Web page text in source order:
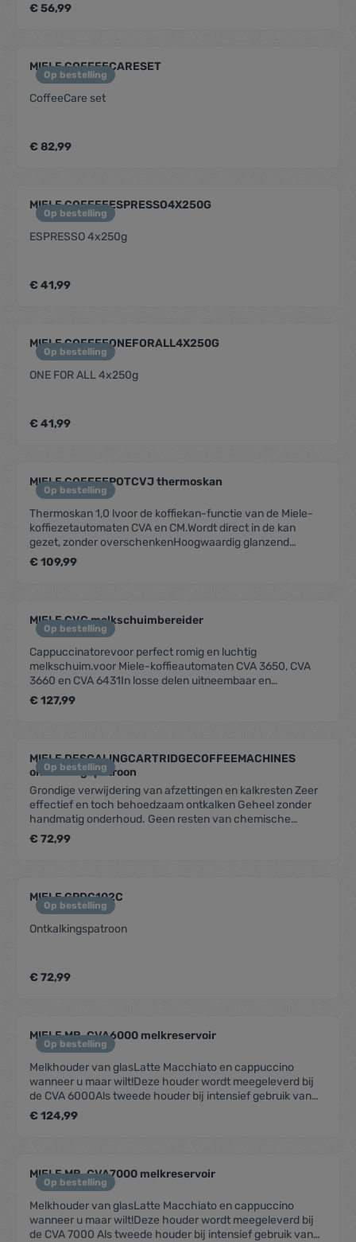
€ 56,99
Op bestelling
MIELE COFFEECARESET
CoffeeCare set
€ 82,99
Op bestelling
MIELE COFFEEESPRESSO4X250G
ESPRESSO 4x250g
€ 41,99
Op bestelling
MIELE COFFEEONEFORALL4X250G
ONE FOR ALL 4x250g
€ 41,99
Op bestelling
MIELE COFFEEPOTCVJ thermoskan
Thermoskan 1,0 lvoor de koffiekan-functie van de Miele-
koffiezetautomaten CVA en CM.Wordt direct in de kan
gezet, zonder overschenkenHoogwaardig glanzend
roestvrij staalEenvoudig schoon te maken door volledig
afneembaar dekselOnbreekbaar vacuüm gepompt
€ 109,99
Op bestelling
MIELE CVC melkschuimbereider
Cappuccinatorevoor perfect romig en luchtig
melkschuim.voor Miele-koffieautomaten CVA 3650, CVA
3660 en CVA 6431In losse delen uitneembaar en
vaatwasmachinebestendig
€ 127,99
Op bestelling
MIELE DESCALINGCARTRIDGECOFFEEMACHINES
ontkalkingspatroon
Grondige verwijdering van afzettingen en kalkresten Zeer
effectief en toch behoedzaam ontkalken Geheel zonder
handmatig onderhoud. Geen resten van chemische
stoffen na ontkalken Een verpakking gaat ca. 1 jaar mee
Uitstekend onderhoud voor vele jaren gebruiksplezier
€ 72,99
Op bestelling
MIELE GPDC102C
Ontkalkingspatroon
€ 72,99
Op bestelling
MIELE MB-CVA6000 melkreservoir
Melkhouder van glasLatte Macchiato en cappuccino
wanneer u maar wilt!Deze houder wordt meegeleverd bij
de CVA 6000Als tweede houder bij intensief gebruik van
het apparaatInhoud 0,7 lInhoud: 1 vooraf gemonteerde
glashouder met deksel incl. lans
€ 124,99
Op bestelling
MIELE MB-CVA7000 melkreservoir
Melkhouder van glasLatte Macchiato en cappuccino
wanneer u maar wilt!Deze houder wordt meegeleverd bij
de CVA 7000 Als tweede houder bij intensief gebruik van